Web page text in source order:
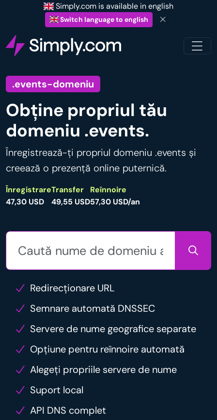
Simply.com is available in english
Switch language to english
.events-domeniu
Obține propriul tău
domeniu .events.
Înregistrează-ți propriul domeniu .events și
creează o prezență online puternică.
Înregistrare
47,30 USD
Transfer
49,55 USD
Reînnoire
57,30 USD/an
Redirecționare URL
Semnare automată DNSSEC
Servere de nume geografice separate
Opțiune pentru reînnoire automată
Alegeți propriile servere de nume
Suport local
API DNS complet